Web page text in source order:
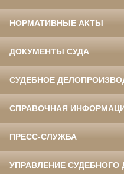
НОРМАТИВНЫЕ АКТЫ
ДОКУМЕНТЫ СУДА
СУДЕБНОЕ
СПРАВОЧНАЯ
ПРЕСС-СЛУЖБА
УПРАВЛЕНИЕ СУДЕБНОГО